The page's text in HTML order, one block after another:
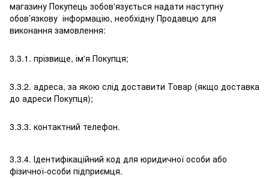
магазину Покупець зобов'язується надати наступну
обов’язкову інформацію, необхідну Продавцю для
виконання замовлення:
3.3.1. прізвище, ім'я Покупця;
3.3.2. адреса, за якою слід доставити Товар (якщо доставка
до адреси Покупця);
3.3.3. контактний телефон.
3.3.4. Ідентифікаційний код для юридичної особи або
фізичної-особи підприємця.